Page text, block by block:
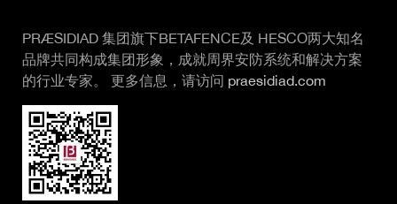
PRÆSIDIAD 集团旗下BETAFENCE及 HESCO两大知名
品牌共同构成集团形象，成就周界安防系统和解决方案
的行业专家。 更多信息，请访问 praesidiad.com